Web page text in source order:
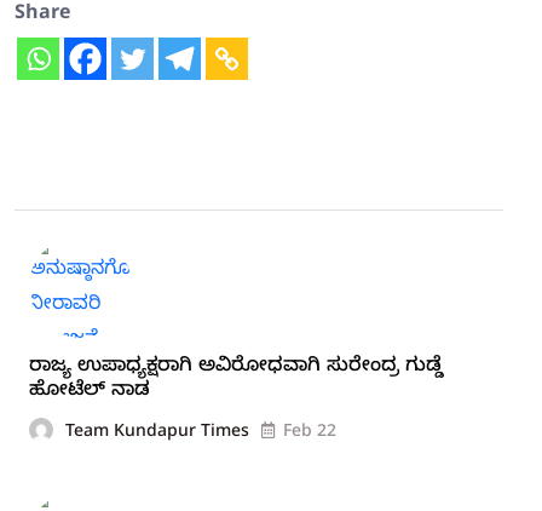
Share
ರಾಜ್ಯ ಉಪಾಧ್ಯಕ್ಷರಾಗಿ ಅವಿರೋಧವಾಗಿ ಸುರೇಂದ್ರ ಗುಡ್ಡೆ
ಹೋಟೆಲ್ ನಾಡ
Team Kundapur Times Feb 22